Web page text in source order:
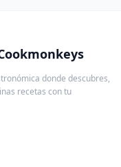
donde descubres,
recetas con tu